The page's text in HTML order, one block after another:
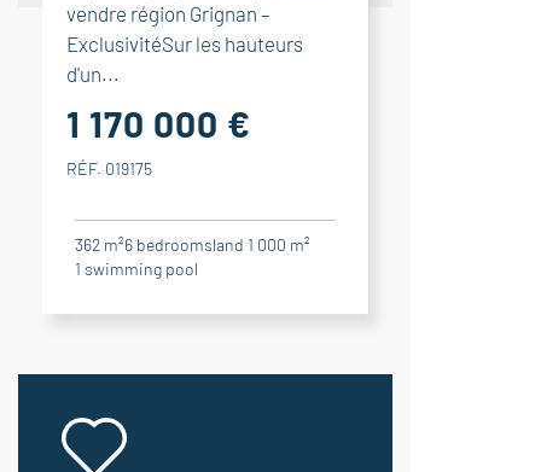
vendre région Grignan –
ExclusivitéSur les hauteurs
d'un...
1 170 000 €
RÉF. 019175
362 m²6 bedroomsland 1 000 m²
1 swimming pool